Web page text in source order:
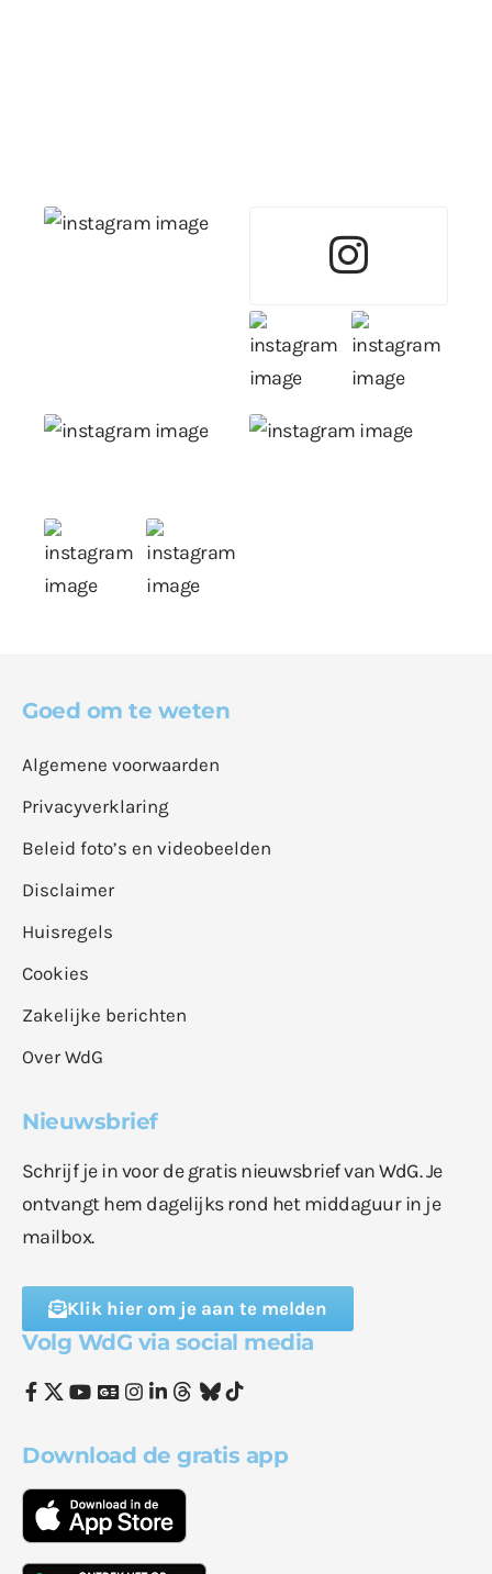
Goed om te weten
Algemene voorwaarden
Privacyverklaring
Beleid foto’s en videobeelden
Disclaimer
Huisregels
Cookies
Zakelijke berichten
Over WdG
Nieuwsbrief
Schrijf je in voor de gratis nieuwsbrief van WdG. Je
ontvangt hem dagelijks rond het middaguur in je
mailbox.
Klik hier om je aan te melden
Volg WdG via social media
Download de gratis app